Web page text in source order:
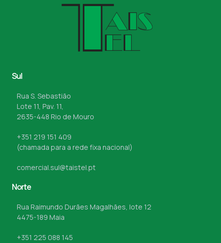
Sul
Rua S. Sebastião
Lote 11, Pav. 11,
2635-448 Rio de Mouro
+351 219 151 409
(chamada para a rede fixa nacional)
comercial.sul@taistel.pt
Norte
Rua Raimundo Durães Magalhães, lote 12
4475-189 Maia
+351 225 088 145